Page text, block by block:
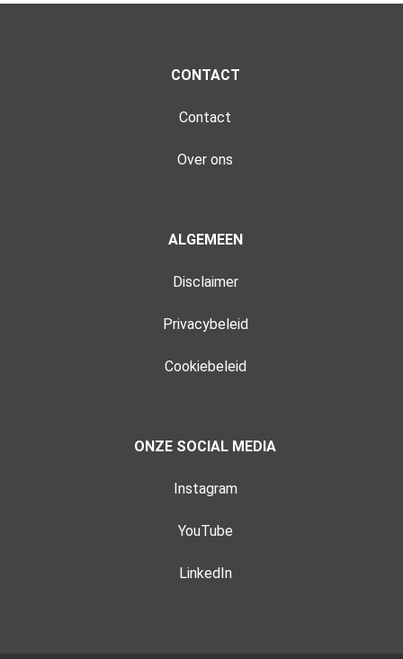
CONTACT
Contact
Over ons
ALGEMEEN
Disclaimer
Privacybeleid
Cookiebeleid
ONZE SOCIAL MEDIA
Instagram
YouTube
LinkedIn